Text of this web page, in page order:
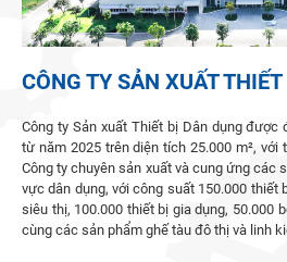
CÔNG TY SẢN XUẤT
Công ty Sản xuất Thiết bị Dân dụng
từ năm 2025 trên diện tích 25.000 m², với
Công ty chuyên sản xuất và cung ứng các
vực dân dụng, với công suất 150.000 thiết
siêu thị, 100.000 thiết bị gia dụng, 50.000
cùng các sản phẩm ghế tàu đô thị và linh